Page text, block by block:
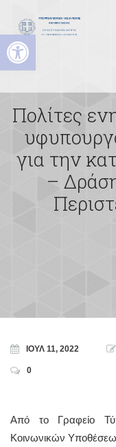
Ανοίξτε τη γραμμή εργαλείων
Πολίτες
για την
–
ΙΟΎΛ 11, 2022
0
Από το Γραφείο
Κοινωνικών